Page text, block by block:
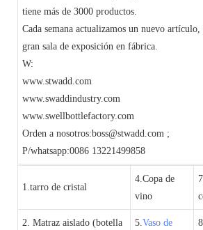
tiene más de 3000 productos.
Cada semana actualizamos un nuevo artículo,
gran sala de exposición en fábrica.
W:
www.stwadd.com
www.swaddindustry.com
www.swellbottlefactory.com
Orden a nosotros:boss@stwadd.com ;
P/whatsapp:0086 13221499858
1.tarro de cristal
4.Copa de
vino
2. Matraz aislado (botella
5.Vaso de